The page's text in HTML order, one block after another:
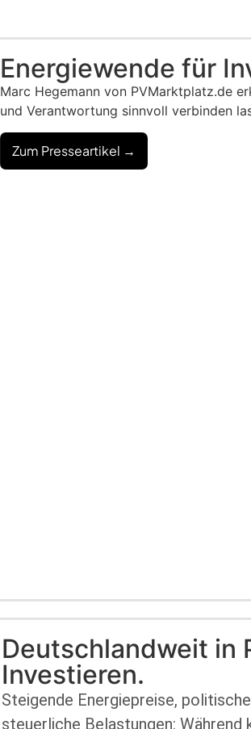
Energiewende für
Marc Hegemann von PVMarktplatz.de
und Verantwortung sinnvoll verbinden
Zum Presseartikel →
Deutschlandweit in
Investieren.
Steigende Energiepreise,
steuerliche Belastungen: Während